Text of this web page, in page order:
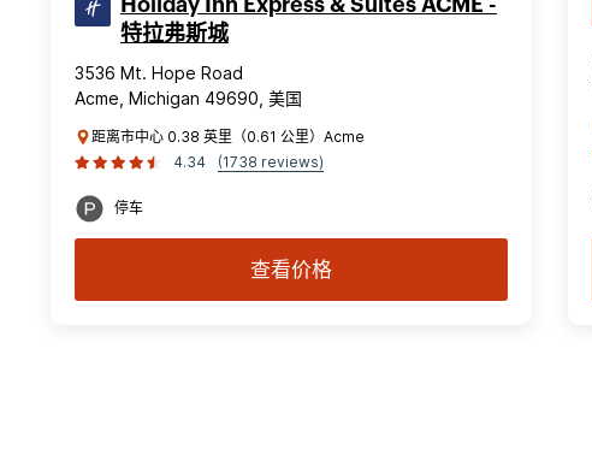
Holiday Inn Express & Suites ACME -
特拉弗斯城
3536 Mt. Hope Road
Acme, Michigan 49690, 美国
距离市中心 0.38 英里（0.61 公里）Acme
4.34
(1738 reviews)
停车
查看价格